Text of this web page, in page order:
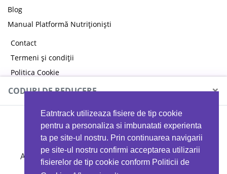
Eatntrack utilizeaza fisiere de tip cookie
pentru a personaliza si imbunatati experienta
ta pe site-ul nostru. Prin continuarea navigarii
pe site-ul nostru confirmi acceptarea utilizarii
fisierelor de tip cookie conform Politicii de
Blog
Manual Platformă Nutriționiști
Contact
Termeni și condiții
Politica Cookie
Politica de confidențialitate
CODURI DE REDUCERE ×
MYPROTEIN
Ai 40%reducere la orice comandă folosind codul
EATTRACK